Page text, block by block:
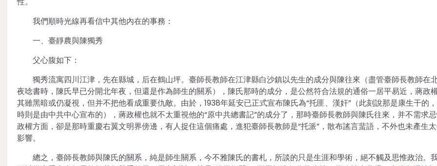
我們順時光線再看信中其他內在的事務：
一、臺靜農與陳獨秀
父心腹如下：
獨秀流寓四川江津，先在縣城，后在鶴山坪。臺師長教師在江津縣白沙鎮以先生的成分與陳往來（盡管臺師長教師在
夜唸書時，陳氏早已分開北年夜，但還是作為師生的關系），陳氏那時的成分，是公然符合法規的通俗一居平易近，蔣政
其雖黑暗或仍凝視，但并不把他看成重要仇敵。由於，1938年延安已正式宣布陳氏為“托匪、漢奸”（此刻說那是康生干的
時則是由中共中心宣布的），蔣政權也就不太重視他的“原中共總書記”的成分了，那時臺師長教師與陳氏往來，并不需求
政權方面，卻是那時重慶右翼文明界傍邊，有人捉住這個痛處，進犯臺師長教師是“托派”，散布謠言蜚語，不外也未產生
影響。
總之，臺師長教師與陳氏的關系，純是師生關系，今不雅陳氏的書札，所談的只是生涯和學術，絕不觸及思惟政治。